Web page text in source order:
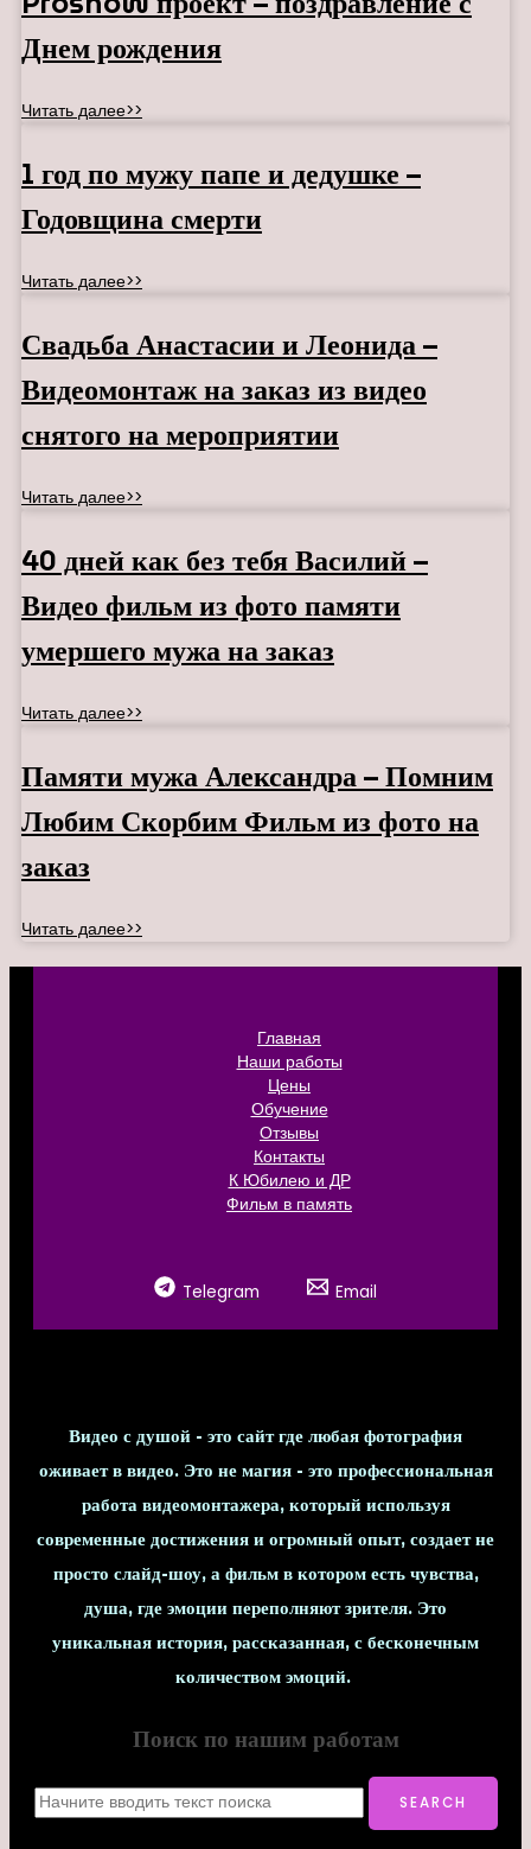
Днем рождения
Читать далее>>
1 год по мужу папе и дедушке –
Годовщина смерти
Читать далее>>
Свадьба Анастасии и Леонида –
Видеомонтаж на заказ из видео
снятого на мероприятии
Читать далее>>
40 дней как без тебя Василий –
Видео фильм из фото памяти
умершего мужа на заказ
Читать далее>>
Памяти мужа Александра – Помним
Любим Скорбим Фильм из фото на
заказ
Читать далее>>
Главная
Наши работы
Цены
Обучение
Отзывы
Контакты
К Юбилею и ДР
Фильм в память
Telegram Email
Видео с душой - это сайт где любая фотография
оживает в видео. Это не магия - это профессиональная
работа видеомонтажера, который используя
современные достижения и огромный опыт, создает не
просто слайд-шоу, а фильм в котором есть чувства,
душа, где эмоции переполняют зрителя. Это
уникальная история, рассказанная, с бесконечным
количеством эмоций.
Поиск по нашим работам